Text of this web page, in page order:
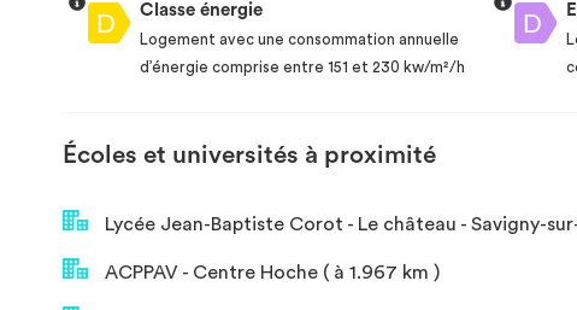
Classe énergie
Logement avec une consommation annuelle
d’énergie comprise entre 151 et 230 kw/m²/h
Écoles et universités à proximité
Lycée Jean-Baptiste Corot - Le château - Savigny-
ACPPAV - Centre Hoche ( à 1.967 km )